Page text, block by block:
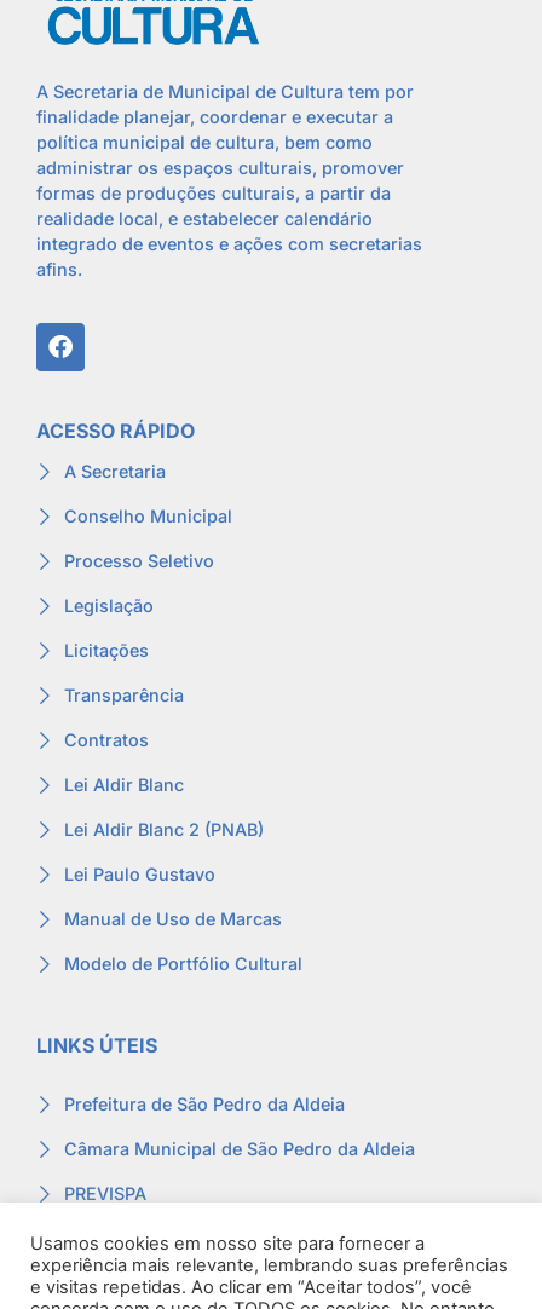
A Secretaria de Municipal de Cultura tem por
finalidade planejar, coordenar e executar a
política municipal de cultura, bem como
administrar os espaços culturais, promover
formas de produções culturais, a partir da
realidade local, e estabelecer calendário
integrado de eventos e ações com secretarias
afins.
ACESSO RÁPIDO
A Secretaria
Conselho Municipal
Processo Seletivo
Legislação
Licitações
Transparência
Contratos
Lei Aldir Blanc
Lei Aldir Blanc 2 (PNAB)
Lei Paulo Gustavo
Manual de Uso de Marcas
Modelo de Portfólio Cultural
LINKS ÚTEIS
Prefeitura de São Pedro da Aldeia
Câmara Municipal de São Pedro da Aldeia
PREVISPA
Ouvidoria
Contracheque
Usamos cookies em nosso site para fornecer a
experiência mais relevante, lembrando suas preferências
e visitas repetidas. Ao clicar em “Aceitar todos”, você